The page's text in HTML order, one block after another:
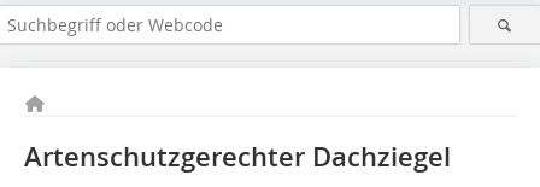
Artenschutzgerechter Dachziegel